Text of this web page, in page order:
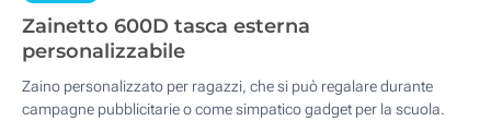
Zainetto 600D tasca esterna
personalizzabile
Zaino personalizzato per ragazzi, che si può regalare durante
campagne pubblicitarie o come simpatico gadget per la scuola.